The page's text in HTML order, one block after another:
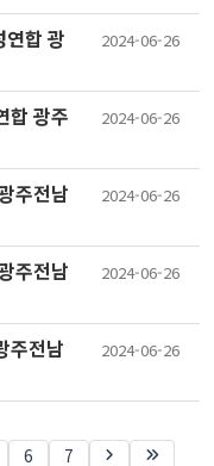
합 광
2024-06-26
합 광주
2024-06-26
주전남
2024-06-26
주전남
2024-06-26
주전남
2024-06-26
6 7